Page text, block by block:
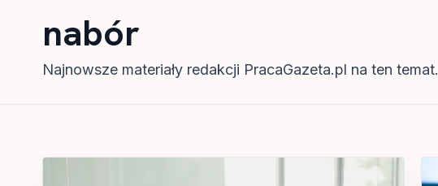
nabór
Najnowsze materiały redakcji PracaGazeta.pl na ten temat.